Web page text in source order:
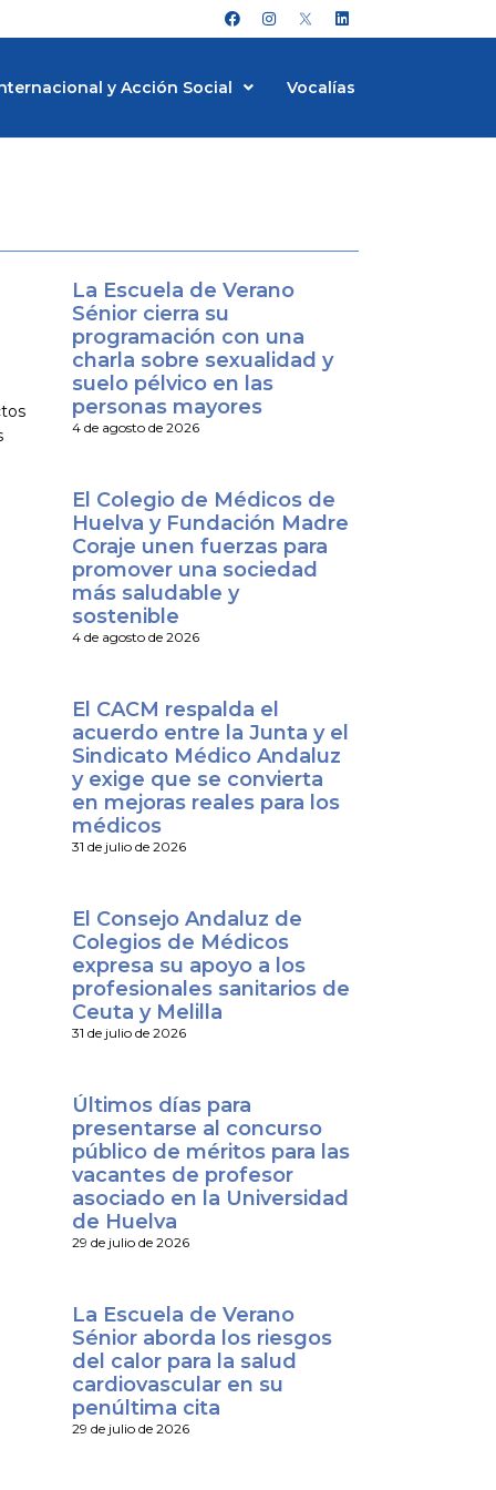
F
a
c
o
I
n
s
m
L
i
n
d
y Acción Social Vocalías
La Escuela de Verano
Sénior cierra su
programación con una
charla sobre sexualidad y
suelo pélvico en las
personas mayores
4 de agosto de 2026
El Colegio de Médicos de
Huelva y Fundación Madre
Coraje unen fuerzas para
promover una sociedad
más saludable y
sostenible
4 de agosto de 2026
El CACM respalda el
acuerdo entre la Junta y el
Sindicato Médico Andaluz
y exige que se convierta
en mejoras reales para los
médicos
31 de julio de 2026
El Consejo Andaluz de
Colegios de Médicos
expresa su apoyo a los
profesionales sanitarios de
Ceuta y Melilla
31 de julio de 2026
Últimos días para
presentarse al concurso
público de méritos para las
vacantes de profesor
asociado en la Universidad
de Huelva
29 de julio de 2026
La Escuela de Verano
Sénior aborda los riesgos
del calor para la salud
cardiovascular en su
penúltima cita
29 de julio de 2026